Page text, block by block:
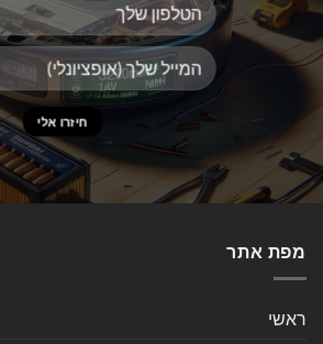
מפת אתר
ראשי